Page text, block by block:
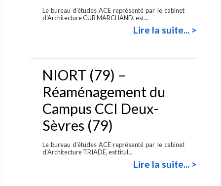
Le bureau d'études ACE représenté par le cabinet
d'Architecture CUB MARCHAND, est...
Lire la suite... >
NIORT (79) –
Réaménagement du
Campus CCI Deux-
Sèvres (79)
Le bureau d'études ACE représenté par le cabinet
d'Architecture TRIADE, est titul...
Lire la suite... >